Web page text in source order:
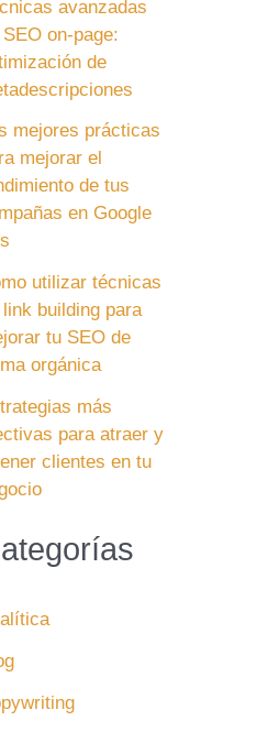
avanzadas
on-page:
de
mejores prácticas
mejorar el
de tus
en Google
utilizar técnicas
building para
tu SEO de
orgánica
más
para atraer y
clientes en tu